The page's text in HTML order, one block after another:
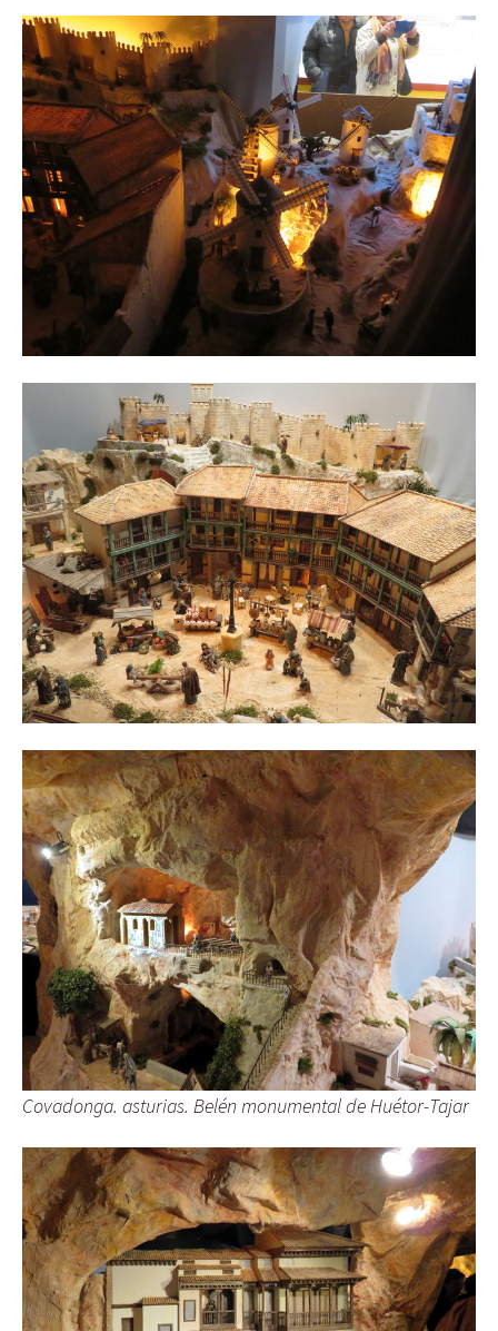
Covadonga. asturias. Belén monumental de Huétor-Tajar